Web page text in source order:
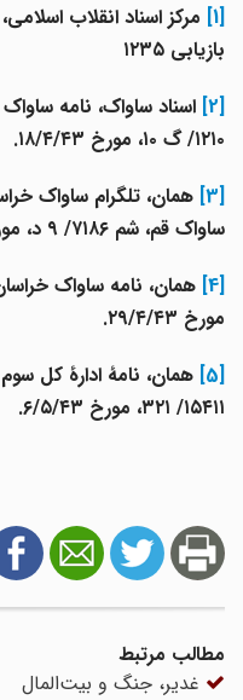
مرکز اسناد انقلاب
بازیابی ۱۲۳۵
[2]اسناد ساواک، نامه ساواک
۱۲۱۰/ گ ۱۰، مورخ ۱۸/۴/۴۳.
[3]همان، تلگرام ساواک
ساواک قم، شم‌ ۷۱۸۶/ ۹ د، مورخ ۲۸/۴/۴۳.
[4]
مورخ ۲۹/۴/۴۳.
[5]همان، نامۀ ادارۀ کل سوم
۱۵۴۱۱/ ۳۲۱، مورخ ۶/۵/۴۳.
مطالب مرتبط
غدیر، جنگ و بیت‌المال